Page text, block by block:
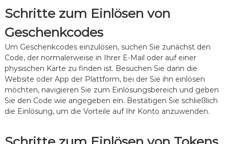
Schritte zum Einlösen von
Geschenkcodes
Um Geschenkcodes einzulösen, suchen Sie zunächst den
Code, der normalerweise in Ihrer E-Mail oder auf einer
physischen Karte zu finden ist. Besuchen Sie dann die
Website oder App der Plattform, bei der Sie ihn einlösen
möchten, navigieren Sie zum Einlösungsbereich und geben
Sie den Code wie angegeben ein. Bestätigen Sie schließlich
die Einlösung, um die Vorteile auf Ihr Konto anzuwenden.